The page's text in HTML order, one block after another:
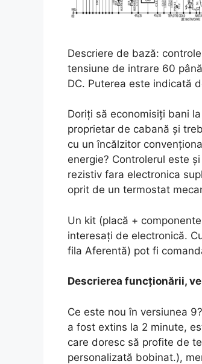
Descriere de bază:
tensiune de intrare 60
DC. Puterea este indicată
Doriți să economisiți bani
proprietar de cabană și
cu un încălzitor
energie? Controlerul este
rezistiv fara electronica
oprit de un termostat
Un kit (placă +
interesați de electronică.
fila Aferentă) pot fi
Descrierea funcționării,
Ce este nou în versiunea
a fost extins la 2 minute,
care doresc să profite de
personalizată bobinat.),